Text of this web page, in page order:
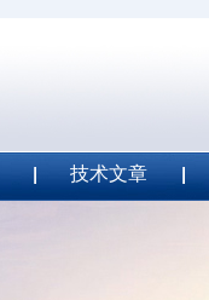
技术文章